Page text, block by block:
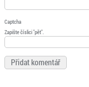
Captcha
Zapište číslici "pět".